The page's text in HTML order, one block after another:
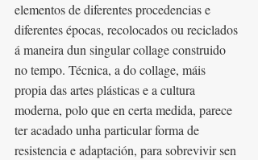
elementos de diferentes procedencias e
diferentes épocas, recolocados ou reciclados
á maneira dun singular collage construido
no tempo. Técnica, a do collage, máis
propia das artes plásticas e a cultura
moderna, polo que en certa medida, parece
ter acadado unha particular forma de
resistencia e adaptación, para sobrevivir sen